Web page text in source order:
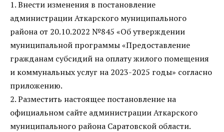
1. Внести изменения в постановление
администрации Аткарского муниципального
района от 20.10.2022 №845 «Об утверждении
муниципальной программы «Предоставление
гражданам субсидий на оплату жилого помещения
и коммунальных услуг на 2023-2025 годы» согласно
приложению.
2. Разместить настоящее постановление на
официальном сайте администрации Аткарского
муниципального района Саратовской области.